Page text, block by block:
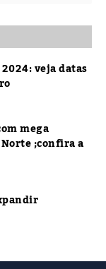
veja datas
mega
;confira a